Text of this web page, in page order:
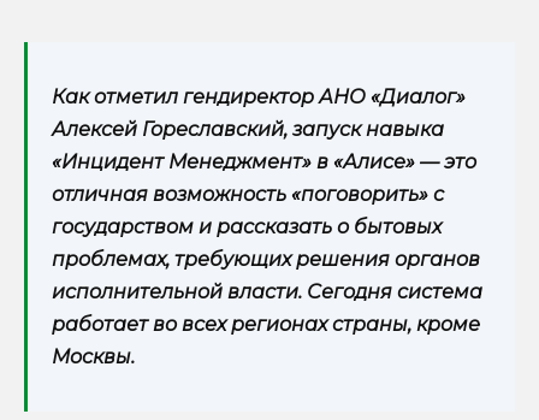
Как отметил гендиректор АНО «Диалог»
Алексей Гореславский, запуск навыка
«Инцидент Менеджмент» в «Алисе» — это
отличная возможность «поговорить» с
государством и рассказать о бытовых
проблемах, требующих решения органов
исполнительной власти. Сегодня система
работает во всех регионах страны, кроме
Москвы.